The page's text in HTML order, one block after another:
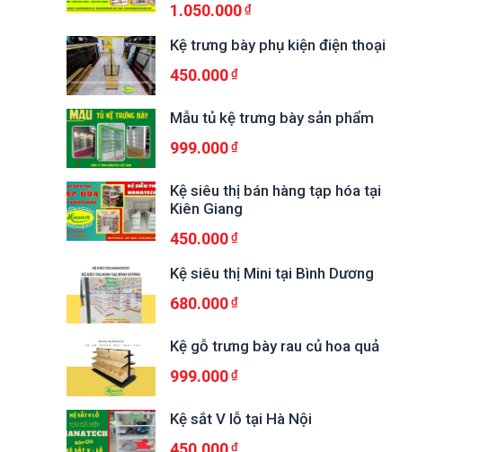
1.050.000
Kệ trưng bày phụ kiện điện thoại
450.000
Mẫu tủ kệ trưng bày sản phẩm
999.000
Kệ siêu thị bán hàng tạp hóa tại
Kiên Giang
450.000
Kệ siêu thị Mini tại Bình Dương
680.000
Kệ gỗ trưng bày rau củ hoa quả
999.000
Kệ sắt V lỗ tại Hà Nội